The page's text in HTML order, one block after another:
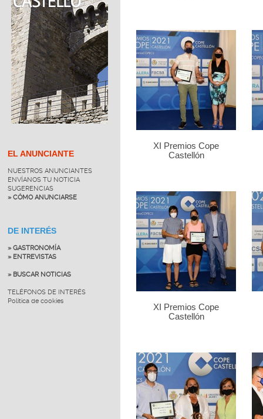
EL ANUNCIANTE
NUESTROS ANUNCIANTES
ENVÍANOS TU NOTICIA
SUGERENCIAS
» CÓMO ANUNCIARSE
DE INTERÉS
» GASTRONOMÍA
» ENTREVISTAS
» BUSCAR NOTICIAS
TELÉFONOS DE INTERÉS
Política de cookies
XI Premios Cope
Castellón
XI Premios Cope
Castellón